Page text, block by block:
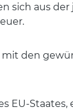
sich aus
mit den
EU-